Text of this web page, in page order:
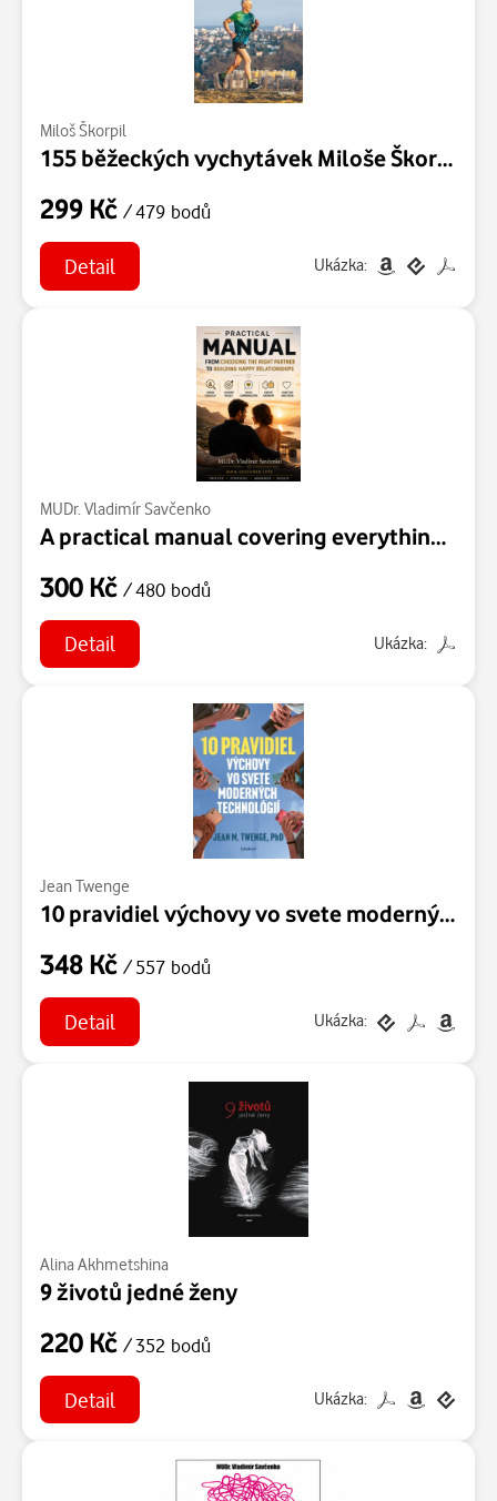
Miloš Škorpil
155 běžeckých vychytávek Miloše Škorpila
299 Kč / 479 bodů
Detail Ukázka:
MUDr. Vladimír Savčenko
A practical manual covering everything from choosing the right partner to a happy relationship.
300 Kč / 480 bodů
Detail Ukázka:
Jean Twenge
10 pravidiel výchovy vo svete moderných technológií
348 Kč / 557 bodů
Detail Ukázka:
Alina Akhmetshina
9 životů jedné ženy
220 Kč / 352 bodů
Detail Ukázka: